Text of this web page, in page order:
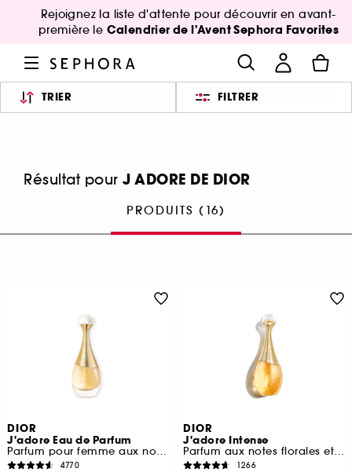
Rejoignez la liste d'attente pour découvrir en avant-
première le Calendrier de l'Avent Sephora Favorites
TRIER FILTRER
Résultat pour J ADORE DE DIOR
PRODUITS (16)
DIOR
J'adore Eau de Parfum
Parfum pour femme aux notes solaires et florales
4770
DIOR
J'adore Intense
Parfum aux notes florales et miellées
1266